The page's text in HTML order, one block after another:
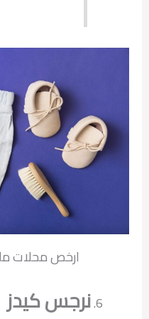
ارخص محلات
نرجس كيدز